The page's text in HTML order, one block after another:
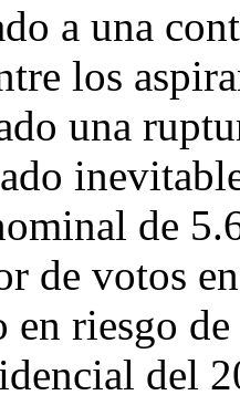
a una
los
una
de
de votos
en riesgo
del